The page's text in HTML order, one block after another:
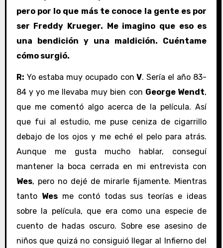
pero por lo que más te conoce la gente es por
ser Freddy Krueger. Me imagino que eso es
una bendición y una maldición. Cuéntame
cómo surgió.
R: Yo estaba muy ocupado con V. Sería el año 83-
84 y yo me llevaba muy bien con George Wendt,
que me comentó algo acerca de la película. Así
que fui al estudio, me puse ceniza de cigarrillo
debajo de los ojos y me eché el pelo para atrás.
Aunque me gusta mucho hablar, conseguí
mantener la boca cerrada en mi entrevista con
Wes, pero no dejé de mirarle fijamente. Mientras
tanto Wesme contó todas sus teorías e ideas
sobre la película, que era como una especie de
cuento de hadas oscuro. Sobre ese asesino de
niños que quizá no consiguió llegar al Infierno del